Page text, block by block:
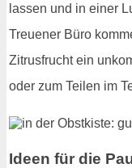
lassen und in einer
Treuener Büro
Zitrusfrucht ein
oder zum Teilen im
Ideen für die